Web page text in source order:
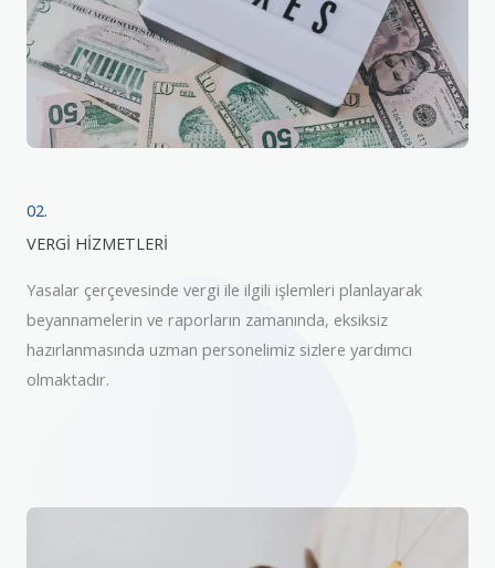
02.
VERGİ HİZMETLERİ
Yasalar çerçevesinde vergi ile ilgili işlemleri planlayarak
beyannamelerin ve raporların zamanında, eksiksiz
hazırlanmasında uzman personelimiz sizlere yardımcı
olmaktadır.